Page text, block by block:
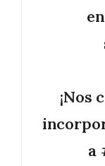
¡Nos
a